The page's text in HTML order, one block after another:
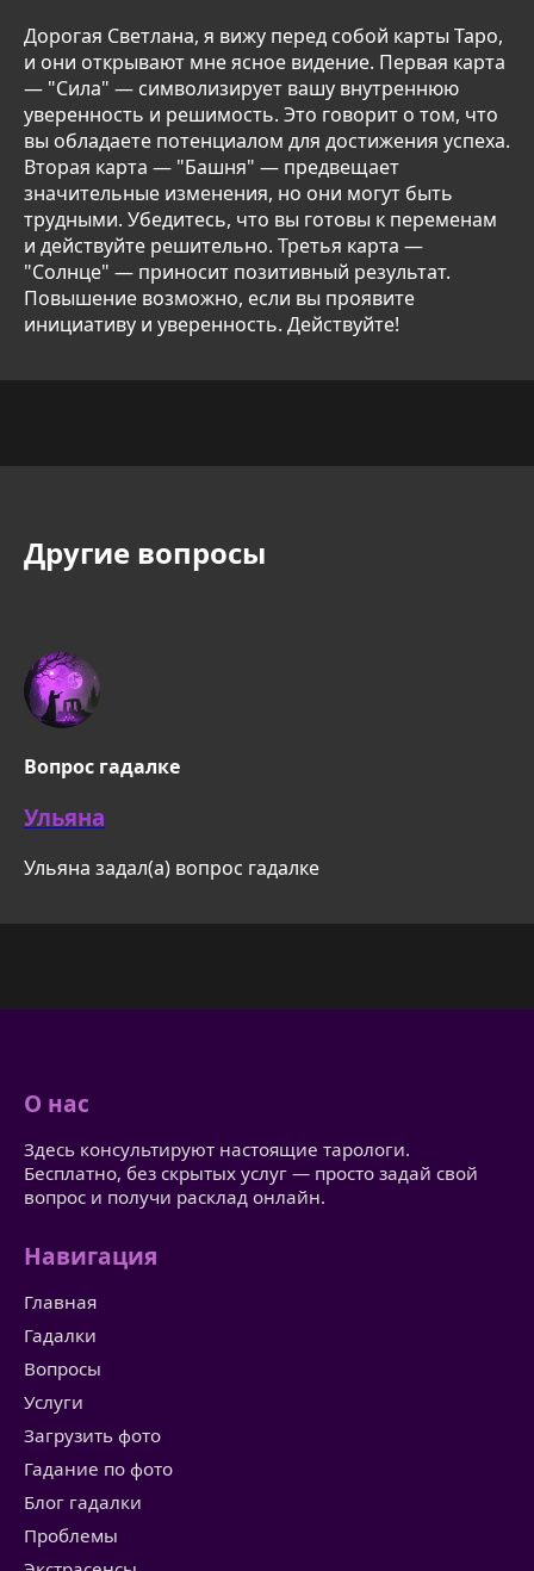
Дорогая Светлана, я вижу перед собой карты Таро,
и они открывают мне ясное видение. Первая карта
— "Сила" — символизирует вашу внутреннюю
уверенность и решимость. Это говорит о том, что
вы обладаете потенциалом для достижения успеха.
Вторая карта — "Башня" — предвещает
значительные изменения, но они могут быть
трудными. Убедитесь, что вы готовы к переменам
и действуйте решительно. Третья карта —
"Солнце" — приносит позитивный результат.
Повышение возможно, если вы проявите
инициативу и уверенность. Действуйте!
Другие вопросы
Вопрос гадалке
Ульяна
Ульяна задал(а) вопрос гадалке
О нас
Здесь консультируют настоящие тарологи.
Бесплатно, без скрытых услуг — просто задай свой
вопрос и получи расклад онлайн.
Навигация
Главная
Гадалки
Вопросы
Услуги
Загрузить фото
Гадание по фото
Блог гадалки
Проблемы